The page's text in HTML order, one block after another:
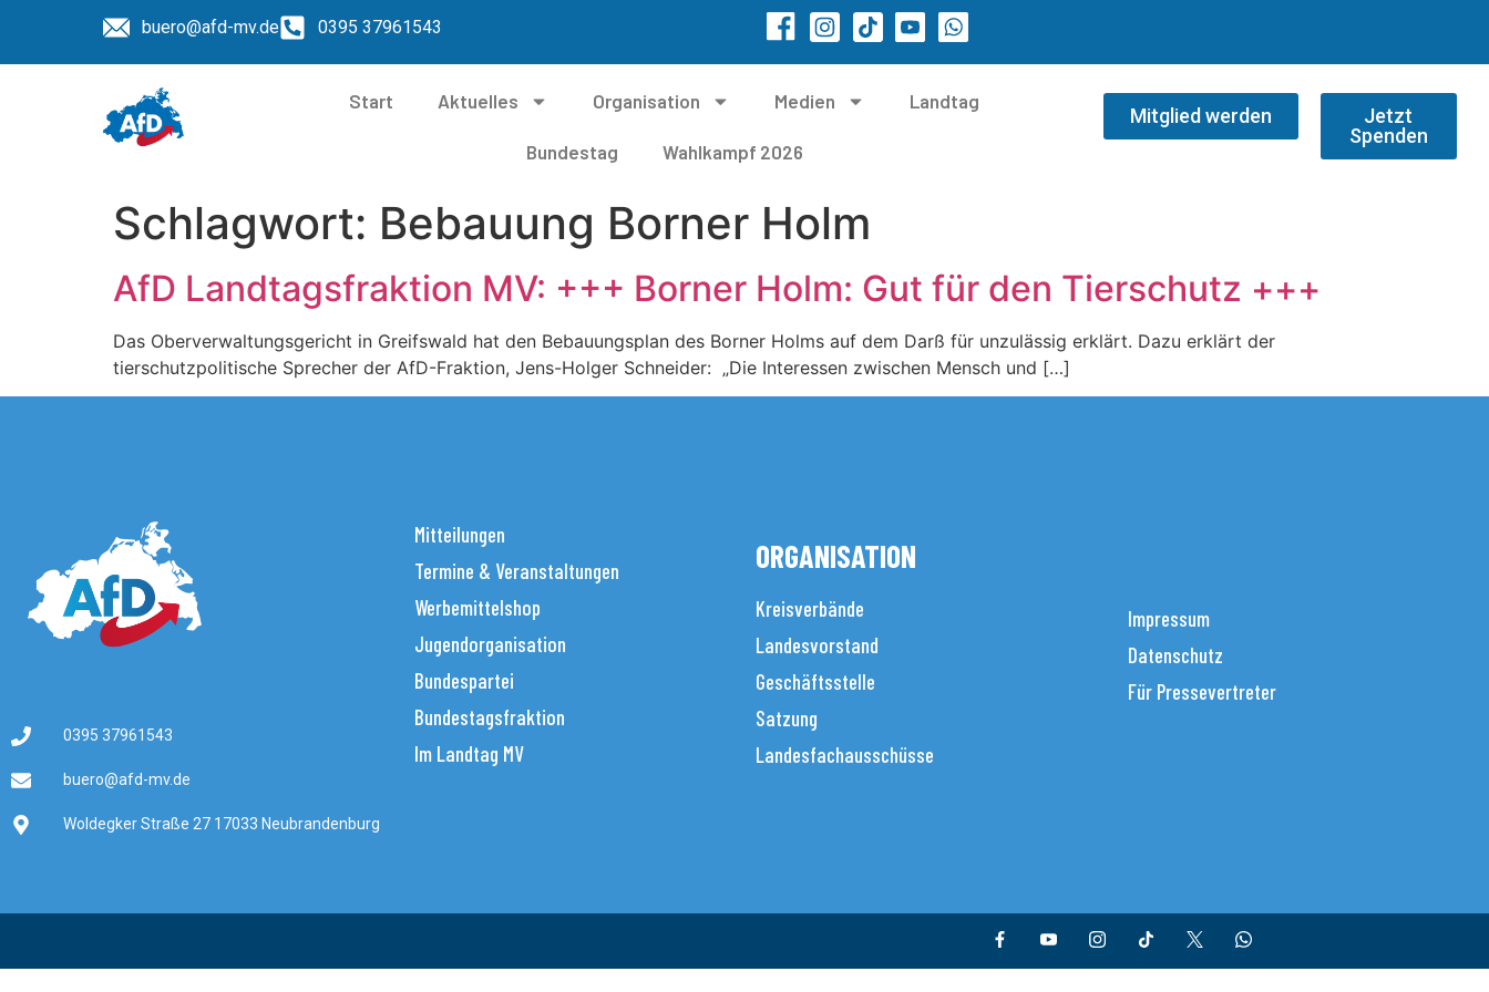
buero@afd-mv.de 0395 37961543
Start Aktuelles Organisation Medien Landtag
Bundestag Wahlkampf 2026
Mitglied werden
Jetzt
Spenden
Schlagwort: Bebauung Borner Holm
AfD Landtagsfraktion MV: +++ Borner Holm: Gut für den Tierschutz +++
Das Oberverwaltungsgericht in Greifswald hat den Bebauungsplan des Borner Holms auf dem Darß für unzulässig erklärt. Dazu erklärt der
tierschutzpolitische Sprecher der AfD-Fraktion, Jens-Holger Schneider: „Die Interessen zwischen Mensch und […]
0395 37961543
buero@afd-mv.de
Woldegker Straße 27 17033 Neubrandenburg
Mitteilungen
Termine & Veranstaltungen
Werbemittelshop
Jugendorganisation
Bundespartei
Bundestagsfraktion
Im Landtag MV
ORGANISATION
Kreisverbände
Landesvorstand
Geschäftsstelle
Satzung
Landesfachausschüsse
Impressum
Datenschutz
Für Pressevertreter